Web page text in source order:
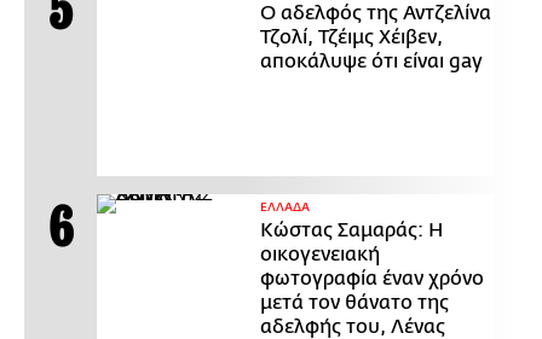
Ο αδελφός της Αντζελίνα
Τζολί, Τζέιμς Χέιβεν,
αποκάλυψε ότι είναι gay
ΕΛΛΑΔΑ
Κώστας Σαμαράς: Η
οικογενειακή
φωτογραφία έναν χρόνο
μετά τον θάνατο της
αδελφής του, Λένας